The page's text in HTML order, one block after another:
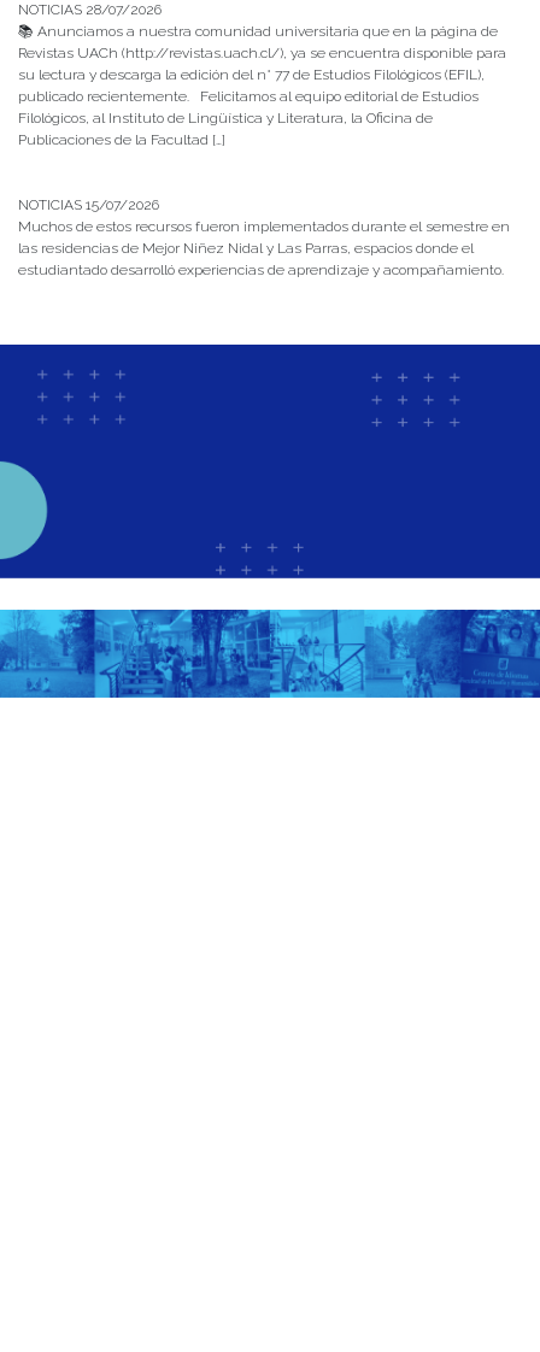
NOTICIAS 28/07/2026
📚 Anunciamos a nuestra comunidad universitaria que en la página de
Revistas UACh (http://revistas.uach.cl/), ya se encuentra disponible para
su lectura y descarga la edición del n° 77 de Estudios Filológicos (EFIL),
publicado recientemente. Felicitamos al equipo editorial de Estudios
Filológicos, al Instituto de Lingüística y Literatura, la Oficina de
Publicaciones de la Facultad […]
NOTICIAS 15/07/2026
Muchos de estos recursos fueron implementados durante el semestre en
las residencias de Mejor Niñez Nidal y Las Parras, espacios donde el
estudiantado desarrolló experiencias de aprendizaje y acompañamiento.